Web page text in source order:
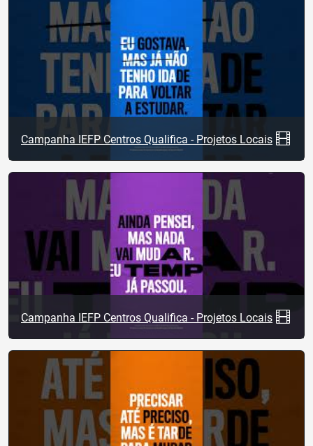
Campanha IEFP Centros Qualifica - Projetos Locais
Campanha IEFP Centros Qualifica - Projetos Locais